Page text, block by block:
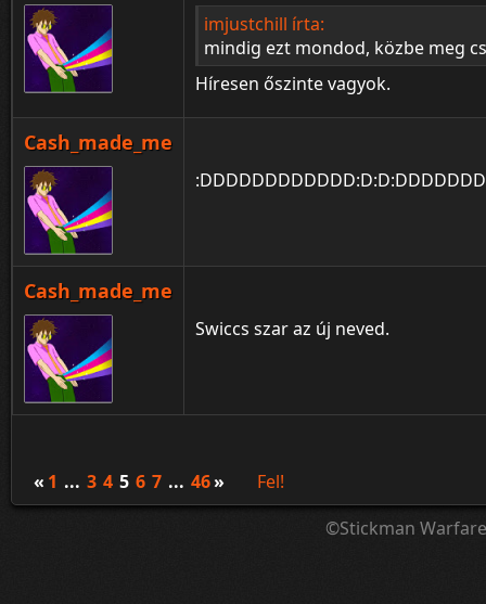
imjustchill írta:
mindig ezt mondod, közbe meg
Híresen őszinte vagyok.
Cash_made_me
:DDDDDDDDDDDD:D:D:DDDDDDD
Cash_made_me
Swiccs szar az új neved.
« 1 ... 3 4 5 6 7 ... 46»
Fel!
©Stickman Warfare